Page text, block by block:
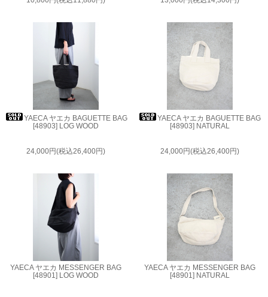
YAECA ヤエカ BAGUETTE BAG
[48903] LOG WOOD
24,000円(税込26,400円)
YAECA ヤエカ BAGUETTE BAG
[48903] NATURAL
24,000円(税込26,400円)
YAECA ヤエカ MESSENGER BAG
[48901] LOG WOOD
YAECA ヤエカ MESSENGER BAG
[48901] NATURAL